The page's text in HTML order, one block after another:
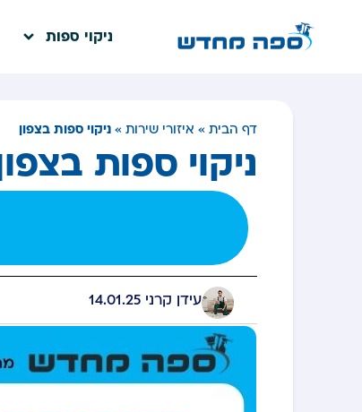
ניקוי ספות
דף הבית » איזורי שירות » ניקוי ספות בצפון
ניקוי ספות
עידן קרני 14.01.25